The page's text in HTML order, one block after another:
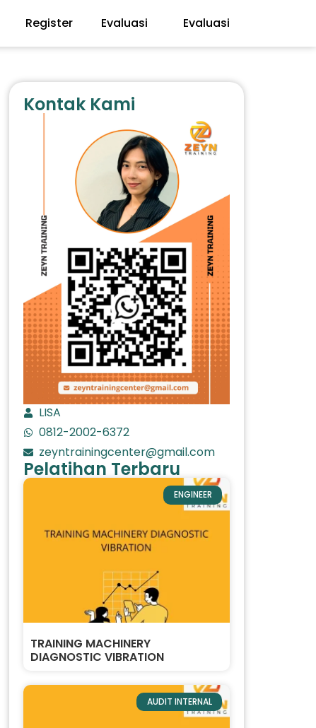
Register Evaluasi Evaluasi
Kontak Kami
LISA
0812-2002-6372
zeyntrainingcenter@gmail.com
Pelatihan Terbaru
ENGINEER
TRAINING MACHINERY
DIAGNOSTIC VIBRATION
AUDIT INTERNAL